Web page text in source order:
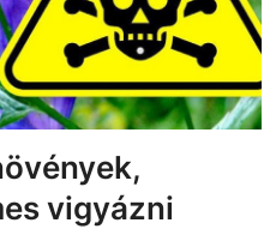
vigyázni